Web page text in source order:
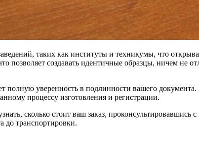
таких как институты и техникумы, что
позволяет создавать идентичные образцы, ничем не
полную уверенность в подлинности вашего
процессу изготовления и регистрации.
сколько стоит ваш заказ, проконсультировавшись
до транспортировки.